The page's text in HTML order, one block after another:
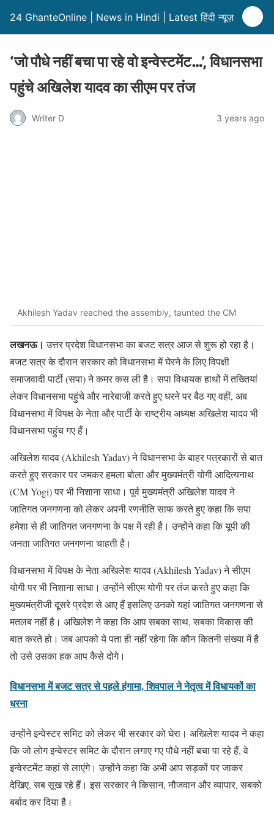
24 GhanteOnline | News in Hindi | Latest हिंदी न्यूज़
‘जो पौधे नहीं बचा पा रहे वो इन्वेस्टमेंट…’, विधानसभा
पहुंचे अखिलेश यादव का सीएम पर तंज
Writer D 3 years ago
Akhilesh Yadav reached the assembly, taunted the CM
लखनऊ। उत्तर प्रदेश विधानसभा का बजट सत्र आज से शुरू हो रहा है।
बजट सत्र के दौरान सरकार को विधानसभा में घेरने के लिए विपक्षी
समाजवादी पार्टी (सपा) ने कमर कस ली है। सपा विधायक हाथों में तख्तियां
लेकर विधानसभा पहुंचे और नारेबाजी करते हुए धरने पर बैठ गए वहीं, अब
विधानसभा में विपक्ष के नेता और पार्टी के राष्ट्रीय अध्यक्ष अखिलेश यादव भी
विधानसभा पहुंच गए हैं।
अखिलेश यादव (Akhilesh Yadav) ने विधानसभा के बाहर पत्रकारों से बात
करते हुए सरकार पर जमकर हमला बोला और मुख्यमंत्री योगी आदित्यनाथ
(CM Yogi) पर भी निशाना साधा। पूर्व मुख्यमंत्री अखिलेश यादव ने
जातिगत जनगणना को लेकर अपनी रणनीति साफ करते हुए कहा कि सपा
हमेशा से ही जातिगत जनगणना के पक्ष में रही है। उन्होंने कहा कि यूपी की
जनता जातिगत जनगणना चाहती है।
विधानसभा में विपक्ष के नेता अखिलेश यादव (Akhilesh Yadav) ने सीएम
योगी पर भी निशाना साधा। उन्होंने सीएम योगी पर तंज करते हुए कहा कि
मुख्यमंत्रीजी दूसरे प्रदेश से आए हैं इसलिए उनको यहां जातिगत जनगणना से
मतलब नहीं है। अखिलेश ने कहा कि आप सबका साथ, सबका विकास की
बात करते हो। जब आपको ये पता ही नहीं रहेगा कि कौन कितनी संख्या में है
तो उसे उसका हक आप कैसे दोगे।
विधानसभा में बजट सत्र से पहले हंगामा, शिवपाल ने नेतृत्व में विधायकों का
धरना
उन्होंने इन्वेस्टर समिट को लेकर भी सरकार को घेरा। अखिलेश यादव ने कहा
कि जो लोग इन्वेस्टर समिट के दौरान लगाए गए पौधे नहीं बचा पा रहे हैं, वे
इन्वेस्टमेंट कहां से लाएंगे। उन्होंने कहा कि अभी आप सड़कों पर जाकर
देखिए, सब सूख रहे हैं। इस सरकार ने किसान, नौजवान और व्यापार, सबको
बर्बाद कर दिया है।